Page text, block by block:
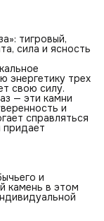
тигровый,
сила и ясность
энергетику трех
свою силу.
— эти камни
и
справляться
придает
и
камень в этом